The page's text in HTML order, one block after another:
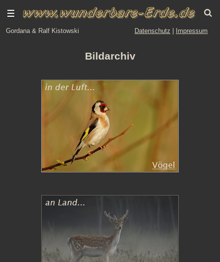
Gordana & Ralf Kistowski Datenschutz Impressum
Bildarchiv